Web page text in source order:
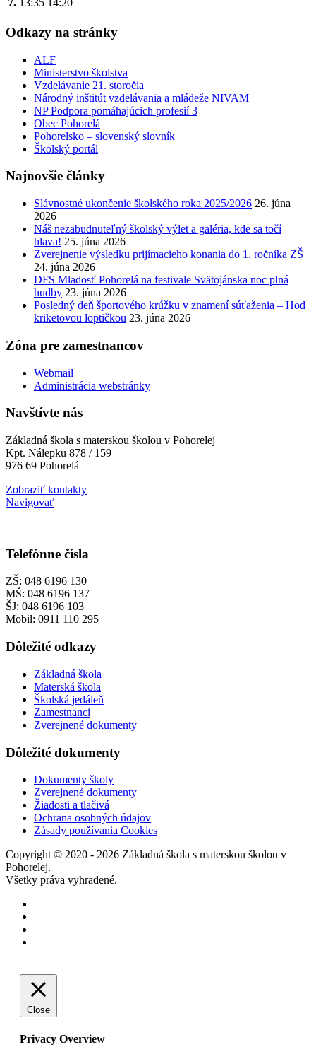
7. 13:35 14:20
Odkazy na stránky
ALF
Ministerstvo školstva
Vzdelávanie 21. storočia
Národný inštitút vzdelávania a mládeže NIVAM
NP Podpora pomáhajúcich profesií 3
Obec Pohorelá
Pohorelsko – slovenský slovník
Školský portál
Najnovšie články
Slávnostné ukončenie školského roka 2025/2026 26. júna
2026
Náš nezabudnuteľný školský výlet a galéria, kde sa točí
hlava! 25. júna 2026
Zverejnenie výsledku prijímacieho konania do 1. ročníka ZŠ
24. júna 2026
DFS Mladosť Pohorelá na festivale Svätojánska noc plná
hudby 23. júna 2026
Posledný deň športového krúžku v znamení súťaženia – Hod
kriketovou loptičkou 23. júna 2026
Zóna pre zamestnancov
Webmail
Administrácia webstránky
Navštívte nás
Základná škola s materskou školou v Pohorelej
Kpt. Nálepku 878 / 159
976 69 Pohorelá
Zobraziť kontakty
Navigovať
Telefónne čísla
ZŠ: 048 6196 130
MŠ: 048 6196 137
ŠJ: 048 6196 103
Mobil: 0911 110 295
Dôležité odkazy
Základná škola
Materská škola
Školská jedáleň
Zamestnanci
Zverejnené dokumenty
Dôležité dokumenty
Dokumenty školy
Zverejnené dokumenty
Žiadosti a tlačivá
Ochrana osobných údajov
Zásady používania Cookies
Copyright © 2020 - 2026 Základná škola s materskou školou v
Pohorelej.
Všetky práva vyhradené.
Close
Privacy Overview